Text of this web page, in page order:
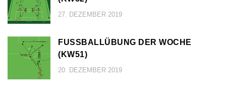
27. DEZEMBER 2019
FUSSBALLÜBUNG DER WOCHE (
KW51)
20. DEZEMBER 2019